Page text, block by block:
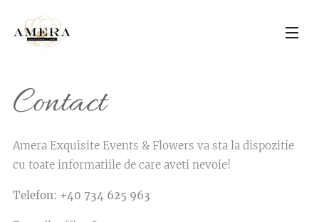
Contact
Amera Exquisite Events & Flowers va sta la dispozitie
cu toate informatiile de care aveti nevoie!
Telefon: +40 734 625 963